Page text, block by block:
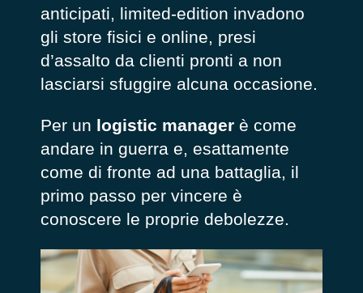
anticipati, limited-edition invadono
gli store fisici e online, presi
d’assalto da clienti pronti a non
lasciarsi sfuggire alcuna occasione.
Per un logistic managerè come
andare in guerra e, esattamente
come di fronte ad una battaglia, il
primo passo per vincere è
conoscere le proprie debolezze.